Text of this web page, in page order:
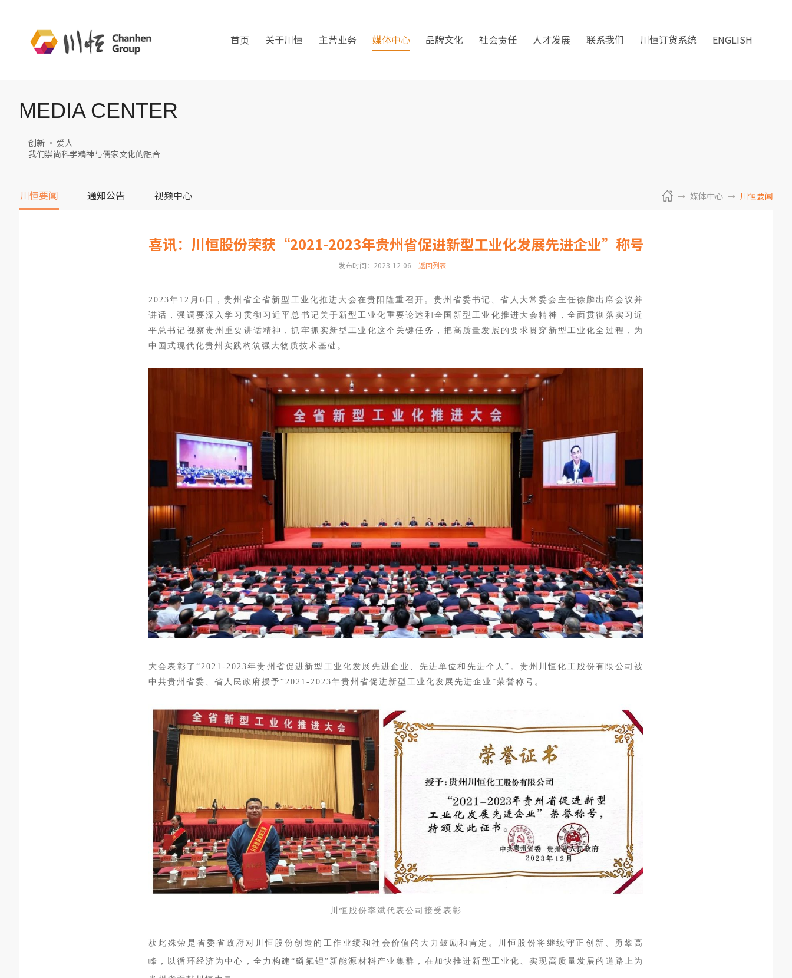
首页 关于川恒 主营业务 媒体中心 品牌文化 社会责任 人才发展 联系我们 川恒订货系统 ENGLISH
MEDIA CENTER
创新 · 爱人
我们崇尚科学精神与儒家文化的融合
川恒要闻 通知公告 视频中心 媒体中心 川恒要闻
喜讯：川恒股份荣获“2021-2023年贵州省促进新型工业化发展先进企业”称号
发布时间：2023-12-06 返回列表
2023年12月6日，贵州省全省新型工业化推进大会在贵阳隆重召开。贵州省委书记、省人大常委会主任徐麟出席会议并
讲话，强调要深入学习贯彻习近平总书记关于新型工业化重要论述和全国新型工业化推进大会精神，全面贯彻落实习近
平总书记视察贵州重要讲话精神，抓牢抓实新型工业化这个关键任务，把高质量发展的要求贯穿新型工业化全过程，为
中国式现代化贵州实践构筑强大物质技术基础。
大会表彰了“2021-2023年贵州省促进新型工业化发展先进企业、先进单位和先进个人”。贵州川恒化工股份有限公司被
中共贵州省委、省人民政府授予“2021-2023年贵州省促进新型工业化发展先进企业”荣誉称号。
川恒股份李斌代表公司接受表彰
获此殊荣是省委省政府对川恒股份创造的工作业绩和社会价值的大力鼓励和肯定。川恒股份将继续守正创新、勇攀高
峰，以循环经济为中心，全力构建“磷氟锂”新能源材料产业集群，在加快推进新型工业化、实现高质量发展的道路上为